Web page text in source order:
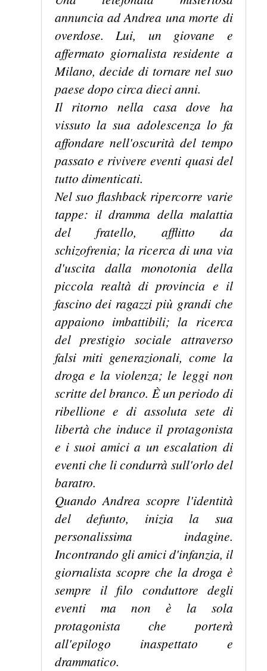
annuncia ad Andrea una morte di
overdose. Lui, un giovane e
affermato giornalista residente a
Milano, decide di tornare nel suo
paese dopo circa dieci anni.
Il ritorno nella casa dove ha
vissuto la sua adolescenza lo fa
affondare nell'oscurità del tempo
passato e rivivere eventi quasi del
tutto dimenticati.
Nel suo flashback ripercorre varie
tappe: il dramma della malattia
del fratello, afflitto da
schizofrenia; la ricerca di una via
d'uscita dalla monotonia della
piccola realtà di provincia e il
fascino dei ragazzi più grandi che
appaiono imbattibili; la ricerca
del prestigio sociale attraverso
falsi miti generazionali, come la
droga e la violenza; le leggi non
scritte del branco. È un periodo di
ribellione e di assoluta sete di
libertà che induce il protagonista
e i suoi amici a un escalation di
eventi che li condurrà sull'orlo del
baratro.
Quando Andrea scopre l'identità
del defunto, inizia la sua
personalissima indagine.
Incontrando gli amici d'infanzia, il
giornalista scopre che la droga è
sempre il filo conduttore degli
eventi ma non è la sola
protagonista che porterà
all'epilogo inaspettato e
drammatico.